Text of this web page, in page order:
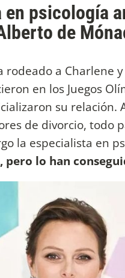
en psicología
de
rodeado a Charlene
en los Juegos
su relación.
de divorcio, todo
la especialista en
pero lo han